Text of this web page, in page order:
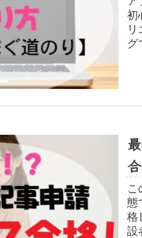
初
グ
こ
態
格
設